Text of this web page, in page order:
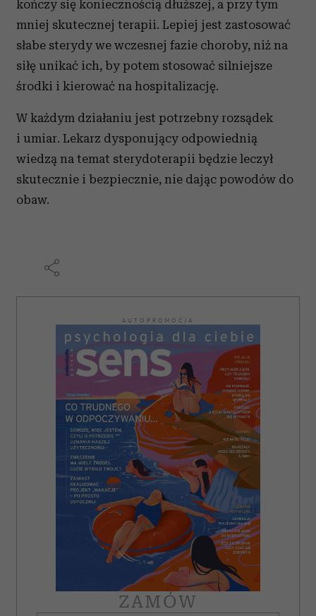
Wykorzystujemy pliki cookie do spersonalizowania treści
i reklam, aby oferować funkcje społecznościowe i
analizować ruch w naszej witrynie. Informacje o tym, jak
korzystasz z naszej witryny, udostępniamy partnerom
społecznościowym, reklamowym i analitycznym.
Partnerzy mogą połączyć te informacje z innymi danymi
korzystania z ich usług.
kończy się koniecznością dłuższej, a przy tym
mniej skutecznej terapii. Lepiej jest zastosować
słabe sterydy we wczesnej fazie choroby, niż na
siłę unikać ich, by potem stosować silniejsze
środki i kierować na hospitalizację.
W każdym działaniu jest potrzebny rozsądek
i umiar. Lekarz dysponujący odpowiednią
wiedzą na temat sterydoterapii będzie leczył
skutecznie i bezpiecznie, nie dając powodów do
obaw.
AUTOPROMOCJA
ZAMÓW